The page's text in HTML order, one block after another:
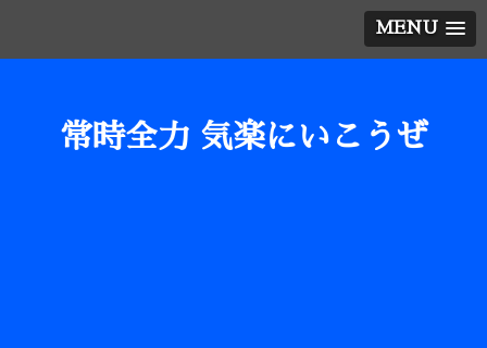
MENU
常時全力 気楽にいこうぜ